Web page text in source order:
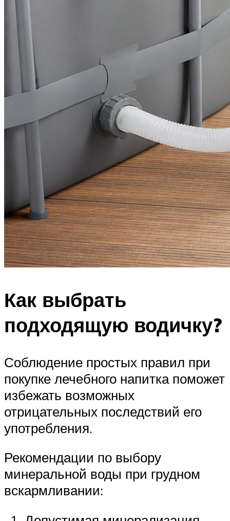
Как выбрать
подходящую водичку?
Соблюдение простых правил при
покупке лечебного напитка поможет
избежать возможных
отрицательных последствий его
употребления.
Рекомендации по выбору
минеральной воды при грудном
вскармливании: